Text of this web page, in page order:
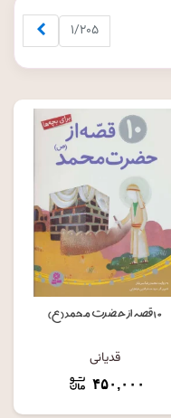
۱/۲۰۵
۱۰ قصه از حضرت محمد (ع)
قدیانی
۴۵۰,۰۰۰